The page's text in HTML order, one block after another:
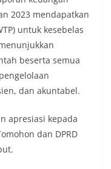
2023 mendapatkan
untuk kesebelas
beserta semua
dan akuntabel.
apresiasi kepada
dan DPRD